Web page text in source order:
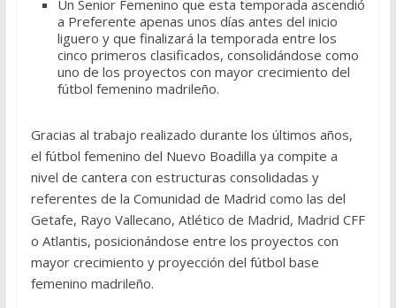
Un Senior Femenino que esta temporada ascendió
a Preferente apenas unos días antes del inicio
liguero y que finalizará la temporada entre los
cinco primeros clasificados, consolidándose como
uno de los proyectos con mayor crecimiento del
fútbol femenino madrileño.
Gracias al trabajo realizado durante los últimos años,
el fútbol femenino del Nuevo Boadilla ya compite a
nivel de cantera con estructuras consolidadas y
referentes de la Comunidad de Madrid como las del
Getafe, Rayo Vallecano, Atlético de Madrid, Madrid CFF
o Atlantis, posicionándose entre los proyectos con
mayor crecimiento y proyección del fútbol base
femenino madrileño.